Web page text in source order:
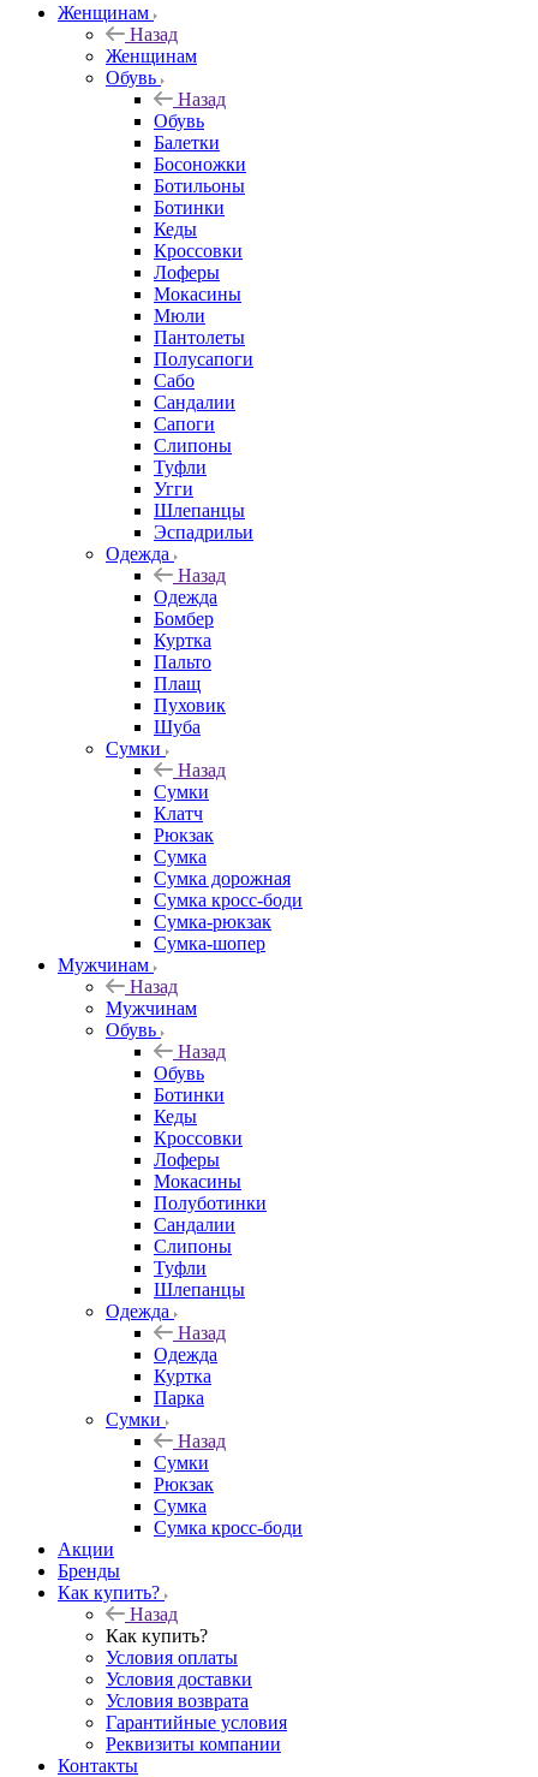
Женщинам
Назад
Женщинам
Обувь
Назад
Обувь
Балетки
Босоножки
Ботильоны
Ботинки
Кеды
Кроссовки
Лоферы
Мокасины
Мюли
Пантолеты
Полусапоги
Сабо
Сандалии
Сапоги
Слипоны
Туфли
Угги
Шлепанцы
Эспадрильи
Одежда
Назад
Одежда
Бомбер
Куртка
Пальто
Плащ
Пуховик
Шуба
Сумки
Назад
Сумки
Клатч
Рюкзак
Сумка
Сумка дорожная
Сумка кросс-боди
Сумка-рюкзак
Сумка-шопер
Мужчинам
Назад
Мужчинам
Обувь
Назад
Обувь
Ботинки
Кеды
Кроссовки
Лоферы
Мокасины
Полуботинки
Сандалии
Слипоны
Туфли
Шлепанцы
Одежда
Назад
Одежда
Куртка
Парка
Сумки
Назад
Сумки
Рюкзак
Сумка
Сумка кросс-боди
Акции
Бренды
Как купить?
Назад
Как купить?
Условия оплаты
Условия доставки
Условия возврата
Гарантийные условия
Реквизиты компании
Контакты